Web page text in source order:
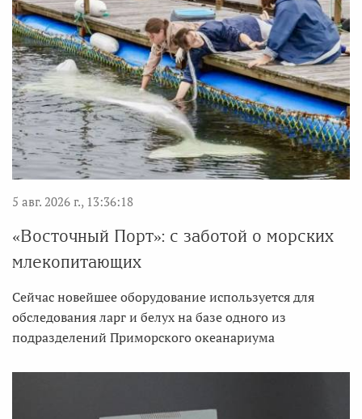
5 авг. 2026 г., 13:36:18
«Восточный Порт»: с заботой о морских
млекопитающих
Сейчас новейшее оборудование используется для
обследования ларг и белух на базе одного из
подразделений Приморского океанариума